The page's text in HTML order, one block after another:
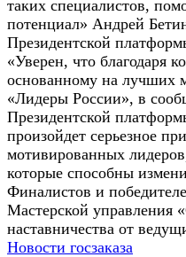
таких специалистов,
потенциал» Андрей
Президентской
«Уверен, что благодаря
основанному на лучших
«Лидеры России», в
Президентской
произойдет серьезное
мотивированных
которые способны
Финалистов и
Мастерской управления
наставничества от
Новости госзаказа